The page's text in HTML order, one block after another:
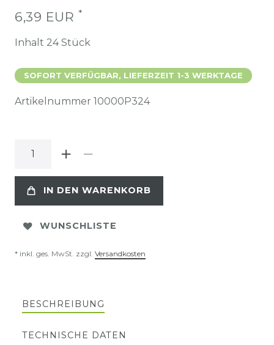
6,39 EUR *
Inhalt 24Stück
SOFORT VERFÜGBAR, LIEFERZEIT 1-3 WERKTAGE
Artikelnummer 10000P324
IN DEN WARENKORB
WUNSCHLISTE
* inkl. ges. MwSt. zzgl. Versandkosten
BESCHREIBUNG
TECHNISCHE DATEN